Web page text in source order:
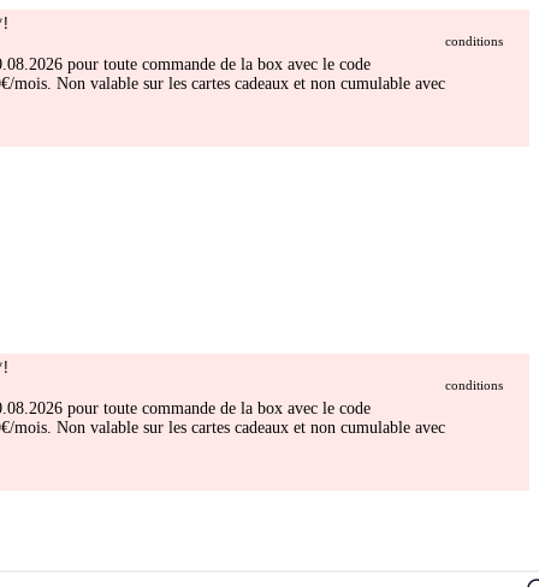
conditions
pour toute commande de la box avec le code
Non valable sur les cartes cadeaux et non cumulable avec
conditions
pour toute commande de la box avec le code
Non valable sur les cartes cadeaux et non cumulable avec